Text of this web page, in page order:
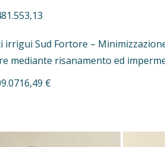
irrigui Sud Fortore –
mediante risanamento ed
€